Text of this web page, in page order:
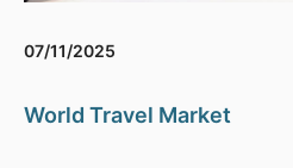
07/11/2025
World Travel Market